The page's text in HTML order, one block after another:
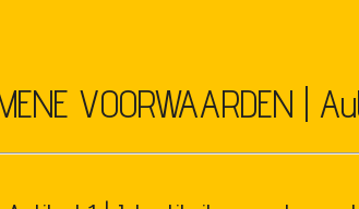
VOORWAARDEN |